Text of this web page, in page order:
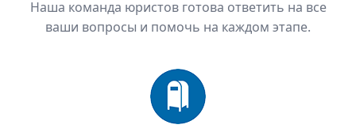
Наша команда юристов готова ответить на все
ваши вопросы и помочь на каждом этапе.